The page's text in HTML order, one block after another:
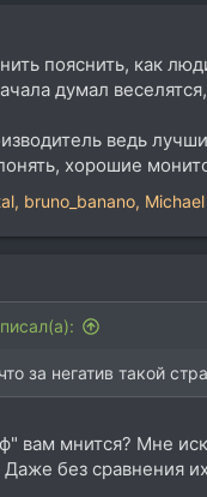
пояснить, как
думал
ведь
хорошие
, bruno_banano,
за негатив такой
вам мнится? Мне
Даже без сравнения